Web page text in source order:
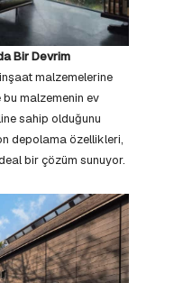
Bir Devrim
malzemelerine
malzemenin ev
sahip olduğunu
depolama özellikleri,
bir çözüm sunuyor.